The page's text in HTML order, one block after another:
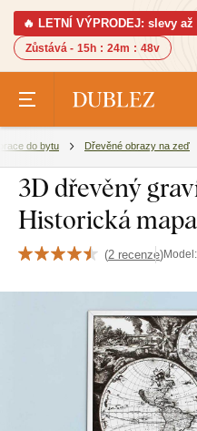
🔥 LETNÍ VÝPRODEJ: slevy až
Zůstává - 15h : 24m : 48v
do bytu Dřevěné obrazy na zeď
3D dřevěný
Historická
(2 recenze)Model: